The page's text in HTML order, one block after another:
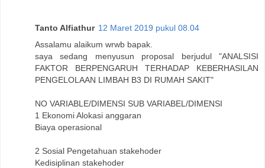
Tanto Alfiathur 12 Maret 2019 pukul 08.04
Assalamu alaikum wrwb bapak.
saya sedang menyusun proposal berjudul "ANALSISI
FAKTOR BERPENGARUH TERHADAP KEBERHASILAN
PENGELOLAAN LIMBAH B3 DI RUMAH SAKIT"
NO VARIABLE/DIMENSI SUB VARIABEL/DIMENSI
1 Ekonomi Alokasi anggaran
Biaya operasional
2 Sosial Pengetahuan stakehoder
Kedisiplinan stakehoder